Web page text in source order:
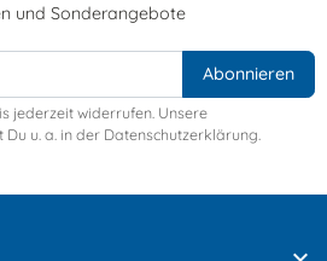
und Sonderangebote
jederzeit widerrufen. Unsere
u. a. in der Datenschutzerklärung.